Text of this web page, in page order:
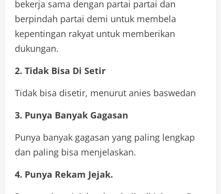
bekerja sama dengan partai partai dan
berpindah partai demi untuk membela
kepentingan rakyat untuk memberikan
dukungan.
2. Tidak Bisa Di Setir
Tidak bisa disetir, menurut anies baswedan
3. Punya Banyak Gagasan
Punya banyak gagasan yang paling lengkap
dan paling bisa menjelaskan.
4. Punya Rekam Jejak.